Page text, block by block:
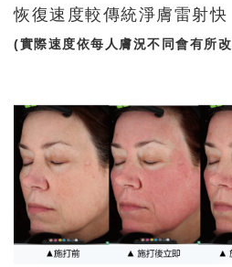
恢復速度較傳統淨膚雷射快
(實際速度依每人膚況不同會有所